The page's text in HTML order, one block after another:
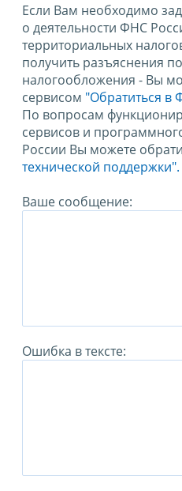
Если Вам необходимо
о деятельности ФНС
территориальных
получить разъяснения
налогообложения - Вы
сервисом "Обратиться в
По вопросам
сервисов и
России Вы можете
технической поддержки".
Ваше сообщение:
Ошибка в тексте: